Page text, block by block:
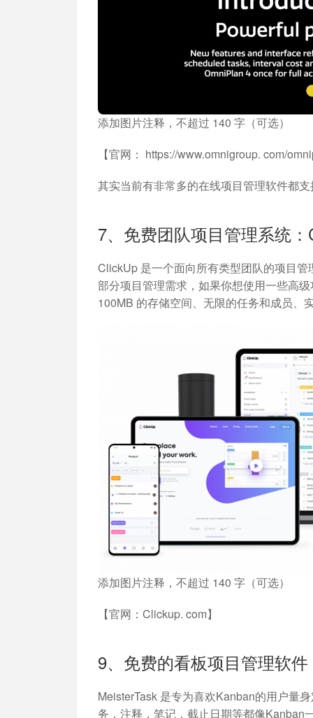
添加图片注释，不超过 140 字（可选）
【官网： https://www.omnigroup. com/
其实当前有非常多的在线项目管理软件都
7、免费团队项目管理系统
ClickUp 是一个面向所有类型团队的项目
部分项目管理需求，如果你想使用一些高
100MB 的存储空间、无限的任务和成员、
添加图片注释，不超过 140 字（可选）
【官网：Clickup. com】
9、免费的看板项目管理软
MeisterTask 是专为喜欢Kanban的用户量
务，注释，笔记，截止日期等都像Kanban